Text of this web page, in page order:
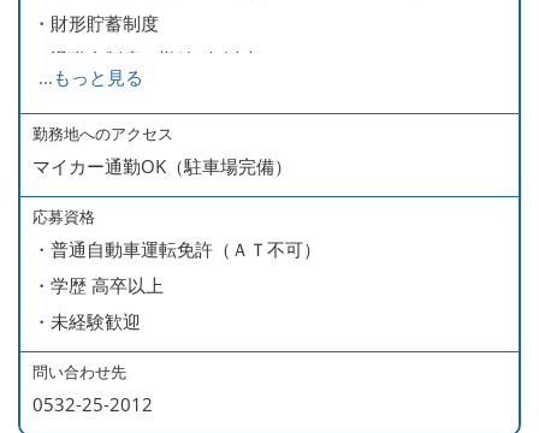
・財形貯蓄制度
・退職金制度（勤続3年以上）
・資格取得支援制度あり
・表彰制度
・健康診断あり
・人間ドック受診料全額会社負担
・永年勤続休暇制度
・リフレッシュ休暇制度
・特別有給休暇
・社内イベント
・職場・グループ旅行費用の助成制度
・中小企業退職金共済機構への加入
...もっと見る
勤務地へのアクセス
マイカー通勤OK（駐車場完備）
応募資格
・普通自動車運転免許（ＡＴ不可）
・学歴 高卒以上
・未経験歓迎
問い合わせ先
0532-25-2012